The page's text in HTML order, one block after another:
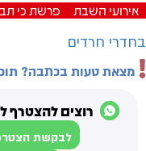
אירועי השבת פרשת כי
בחדרי חרדים
מצאת טעות בכתבה?
רוצים להצטרף
לבקשת